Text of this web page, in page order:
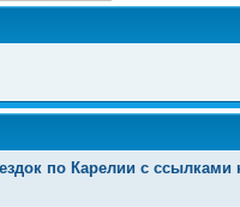
по Карелии с ссылками